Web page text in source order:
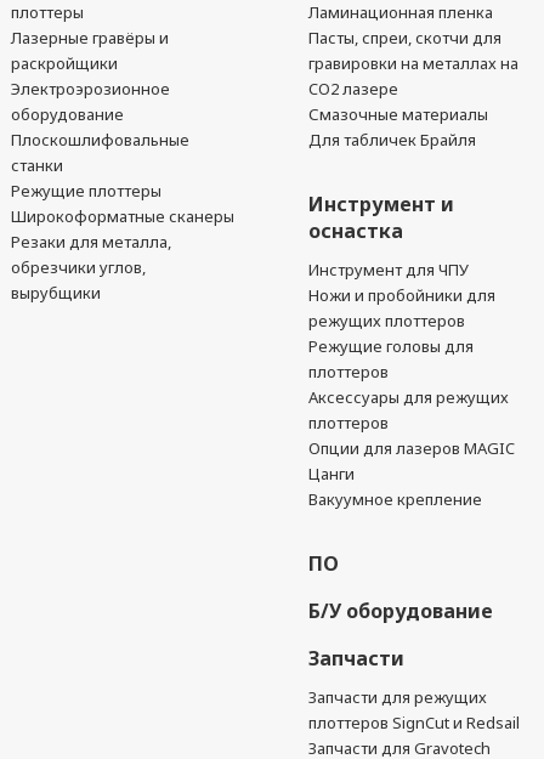
плоттеры
Лазерные гравёры и
раскройщики
Электроэрозионное
оборудование
Плоскошлифовальные
станки
Режущие плоттеры
Широкоформатные сканеры
Резаки для металла,
обрезчики углов,
вырубщики
Ламинационная пленка
Пасты, спреи, скотчи для
гравировки на металлах на
CO2 лазере
Смазочные материалы
Для табличек Брайля
Инструмент и
оснастка
Инструмент для ЧПУ
Ножи и пробойники для
режущих плоттеров
Режущие головы для
плоттеров
Аксессуары для режущих
плоттеров
Опции для лазеров MAGIC
Цанги
Вакуумное крепление
ПО
Б/У оборудование
Запчасти
Запчасти для режущих
плоттеров SignCut и Redsail
Запчасти для Gravotech